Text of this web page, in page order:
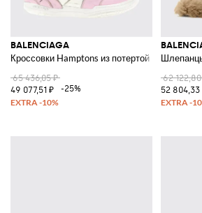
BALENCIAGA
Кроссовки Hamptons из потертой кожи
65 436,05 ₽
49 077,51 ₽
-25%
62
52 804,33